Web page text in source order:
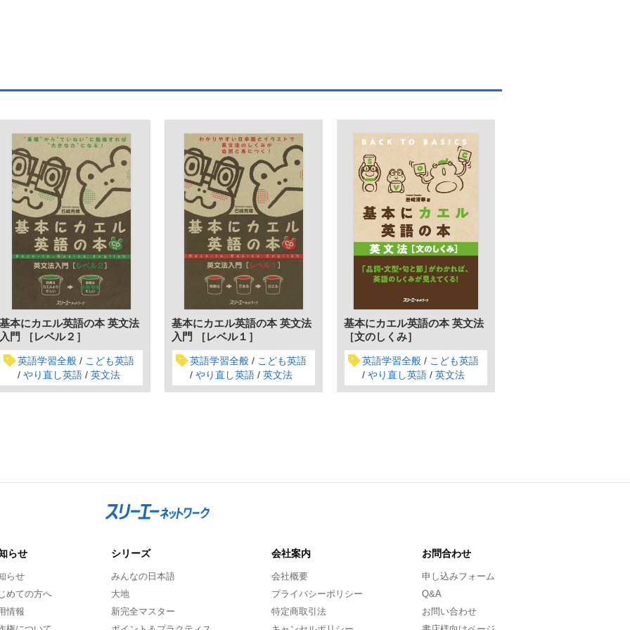
基本にカエル英語の本 英文法
入門 ［レベル２］
英語学習全般
こども英語
やり直し英語
英文法
基本にカエル英語の本 英文法
入門 ［レベル１］
英語学習全般
こども英語
やり直し英語
英文法
基本にカエル英語の本 英文法
［文のしくみ］
英語学習全般
こども英語
やり直し英語
英文法
らせ
らせ
めての方へ
情報
シリーズ
みんなの日本語
大地
新完全マスター
会社案内
会社概要
プライバシーポリシー
特定商取引法
お問合わせ
申し込みフォーム
Q&A
お問い合わせ